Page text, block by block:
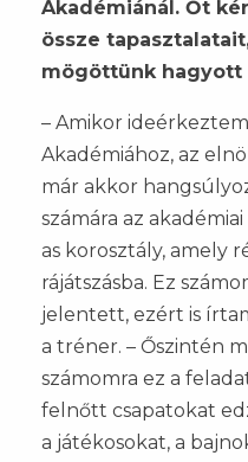
Akadémiánál. Őt
össze
mögöttünk hagyott
– Amikor
Akadémiához, az
már akkor
számára az
as korosztály, amely
rájátszásba. Ez
jelentett, ezért is
a tréner. – Őszintén
számomra ez a
felnőtt csapatokat
a játékosokat, a